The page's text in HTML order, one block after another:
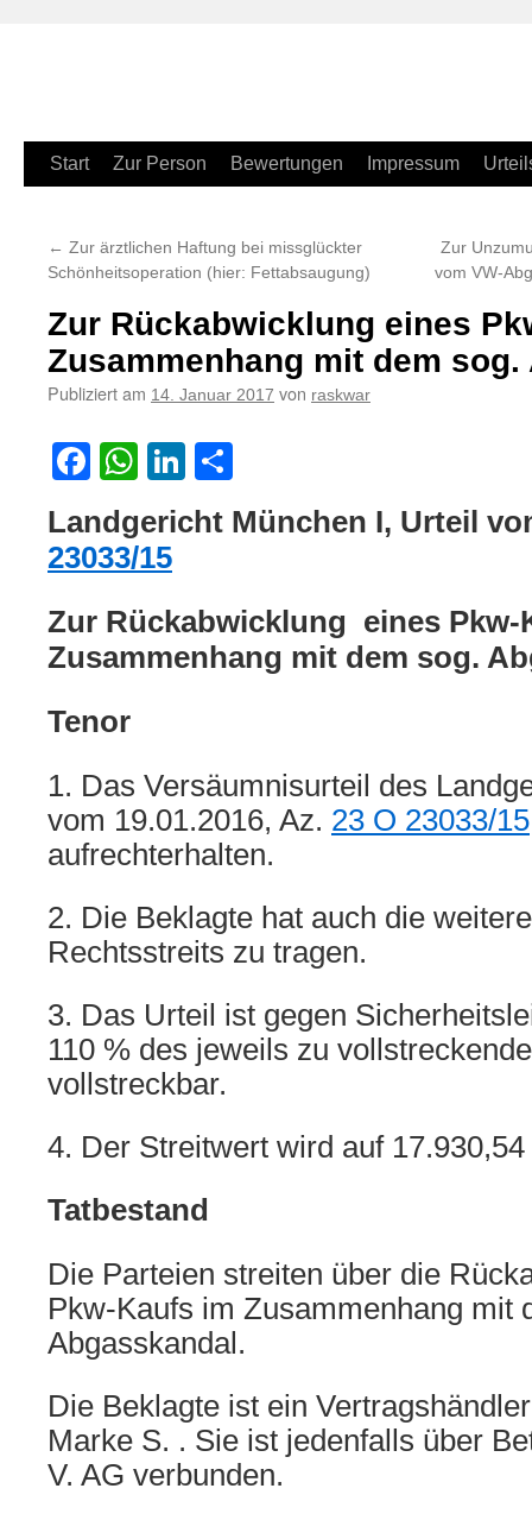
Zum
springen
Start Zur Person Bewertungen Impressum
← Zur ärztlichen Haftung bei missglückter
Schönheitsoperation (hier: Fettabsaugung)
Zur
vom VW-
Zur Rückabwicklung eines
Zusammenhang mit dem
Publiziert am 14. Januar 2017 von raskwar
Facebook
WhatsApp
LinkedIn
Landgericht München I, Urteil
23033/15
Zur Rückabwicklung eines Pkw-
Zusammenhang mit dem sog.
Tenor
1. Das Versäumnisurteil des
vom 19.01.2016, Az. 23 O 23033/15
aufrechterhalten.
2. Die Beklagte hat auch die
Rechtsstreits zu tragen.
3. Das Urteil ist gegen
110 % des jeweils zu
vollstreckbar.
4. Der Streitwert wird auf
Tatbestand
Die Parteien streiten über die
Pkw-Kaufs im Zusammenhang mit
Abgasskandal.
Die Beklagte ist ein
Marke S. . Sie ist jedenfalls über
V. AG verbunden.